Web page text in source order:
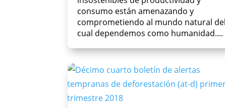
consumo están amenazando y
comprometiendo al mundo natural del
cual dependemos como humanidad....